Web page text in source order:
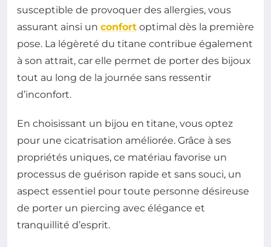
susceptible de provoquer des allergies, vous
assurant ainsi un confort optimal dès la première
pose. La légèreté du titane contribue également
à son attrait, car elle permet de porter des bijoux
tout au long de la journée sans ressentir
d’inconfort.
En choisissant un bijou en titane, vous optez
pour une cicatrisation améliorée. Grâce à ses
propriétés uniques, ce matériau favorise un
processus de guérison rapide et sans souci, un
aspect essentiel pour toute personne désireuse
de porter un piercing avec élégance et
tranquillité d’esprit.